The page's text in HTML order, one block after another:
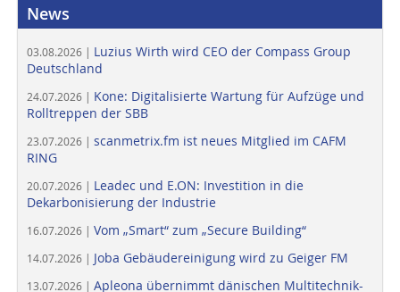
News
03.08.2026 | Luzius Wirth wird CEO der Compass Group
Deutschland
24.07.2026 | Kone: Digitalisierte Wartung für Aufzüge und
Rolltreppen der SBB
23.07.2026 | scanmetrix.fm ist neues Mitglied im CAFM
RING
20.07.2026 | Leadec und E.ON: Investition in die
Dekarbonisierung der Industrie
16.07.2026 | Vom „Smart“ zum „Secure Building“
14.07.2026 | Joba Gebäudereinigung wird zu Geiger FM
13.07.2026 | Apleona übernimmt dänischen Multitechnik-